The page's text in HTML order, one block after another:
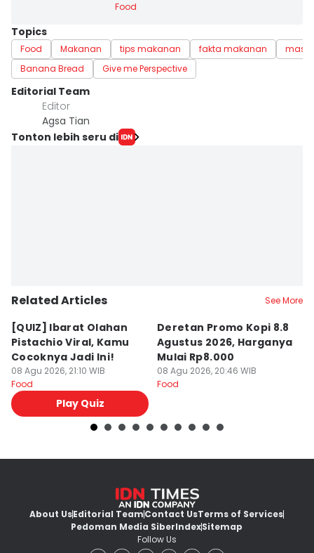
Food
Topics
Food Makanan tips makanan fakta makanan
Banana Bread
Give me Perspective
Editorial Team
Editor
Agsa Tian
Tonton lebih seru di
Related Articles See More
[QUIZ] Ibarat Olahan
Pistachio Viral, Kamu
Cocoknya Jadi Ini!
08 Agu 2026, 21:10 WIB
Food
Play Quiz
Deretan Promo Kopi 8.8
Agustus 2026, Harganya
Mulai Rp8.000
08 Agu 2026, 20:46 WIB
Food
About UsEditorial TeamContact UsTerms of Services
Pedoman Media SiberIndexSitemap
Follow Us